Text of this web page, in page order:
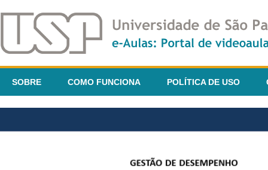
SOBRE COMO FUNCIONA POLÍTICA DE USO